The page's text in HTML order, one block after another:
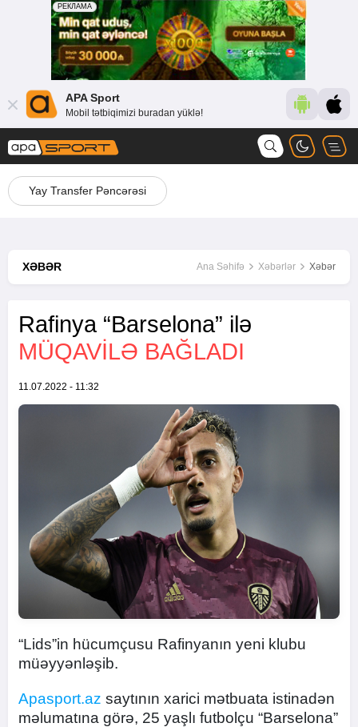
APA Sport
Mobil tətbiqimizi buradan yüklə!
Yay Transfer Pəncərəsi
XƏBƏR Ana Səhifə Xəbərlər Xəbər
Rafinya “Barselona” ilə
MÜQAVILƏ BAĞLADI
11.07.2022 - 11:32
“Lids”in hücumçusu Rafinyanın yeni klubu
müəyyənləşib.
Apasport.az saytının xarici mətbuata istinadən
məlumatına görə, 25 yaşlı futbolçu “Barselona”